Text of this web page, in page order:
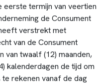
eerste termijn van veertien
de Consument
verstrekt met
van de Consument
van twaalf (12) maanden,
kalenderdagen de tijd om
rekenen vanaf de dag